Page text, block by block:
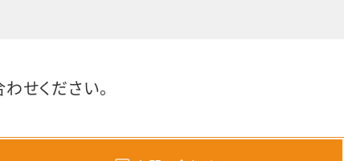
せください。